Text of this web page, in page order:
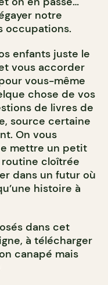
notre
occupations.
enfants juste le
vous accorder
vous-même
chose de vos
de livres de
source certaine
On vous
mettre un petit
cloîtrée
dans un futur où
histoire à
dans cet
à télécharger
canapé mais